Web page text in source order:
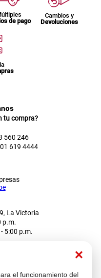
×
el funcionamiento del
de pago
Cambios y
Devoluciones
tu compra?
560 246
619 4444
La Victoria
p.m.
5:00 p.m.